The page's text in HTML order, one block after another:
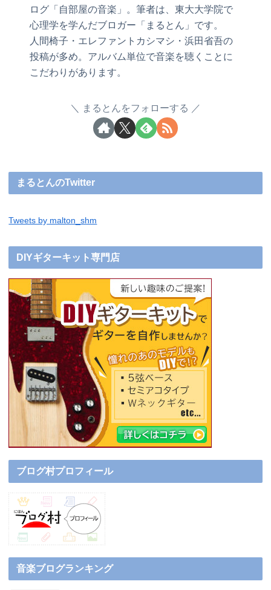
ログ「自部屋の音楽」。筆者は、東大大学院で
心理学を学んだブロガー「まるとん」です。
人間椅子・エレファントカシマシ・浜田省吾の
投稿が多め。アルバム単位で音楽を聴くことに
こだわりがあります。
まるとんをフォローする
まるとんのTwitter
Tweets by malton_shm
DIYギターキット専門店
ブログ村プロフィール
音楽ブログランキング